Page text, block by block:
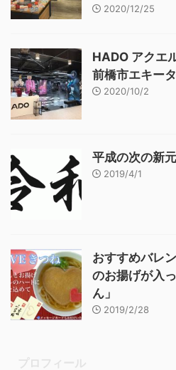
2020/12/25
HADO アクエ
前橋市エキー
2020/10/2
平成の次の新
2019/4/1
おすすめバレ
のお揚げが入
ん」
2019/2/28